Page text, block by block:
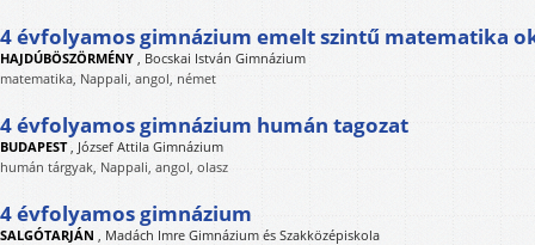
4 évfolyamos gimnázium emelt szintű matematika
HAJDÚBÖSZÖRMÉNY , Bocskai István Gimnázium
matematika, Nappali, angol, német
4 évfolyamos gimnázium humán tagozat
BUDAPEST, József Attila Gimnázium
humán tárgyak, Nappali, angol, olasz
4 évfolyamos gimnázium
SALGÓTARJÁN , Madách Imre Gimnázium és Szakközépiskola